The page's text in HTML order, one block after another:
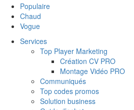
Populaire
Chaud
Vogue
Services
Top Player Marketing
Création CV PRO
Montage Vidéo PRO
Communiqués
Top codes promos
Solution business